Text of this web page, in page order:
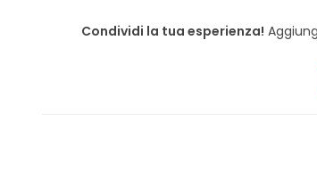
Condividi la tua esperienza!